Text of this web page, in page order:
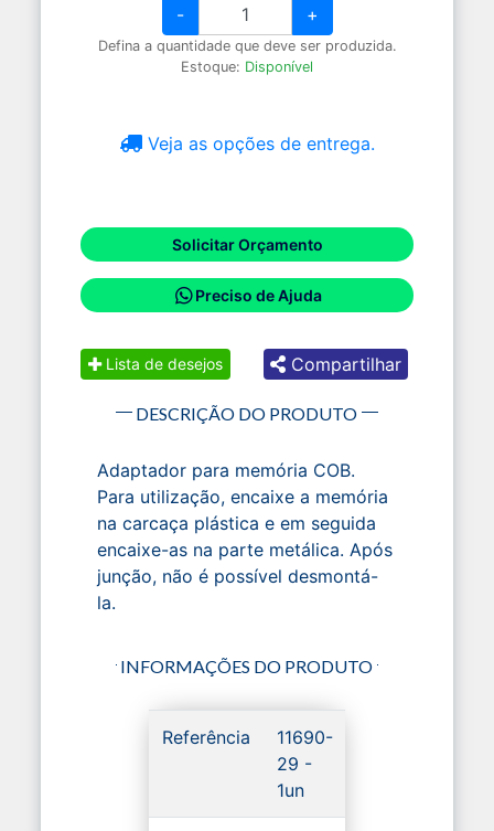
- +
Defina a quantidade que deve ser produzida.
Estoque: Disponível
Veja as opções de entrega.
Solicitar Orçamento
Preciso de Ajuda
Lista de desejos Compartilhar
DESCRIÇÃO DO PRODUTO
Adaptador para memória COB.
Para utilização, encaixe a memória
na carcaça plástica e em seguida
encaixe-as na parte metálica. Após
junção, não é possível desmontá-
la.
INFORMAÇÕES DO PRODUTO
Referência
11690-
29 -
1un